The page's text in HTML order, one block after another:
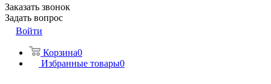
Заказать звонок
Задать вопрос
Войти
Корзина0
Избранные товары0